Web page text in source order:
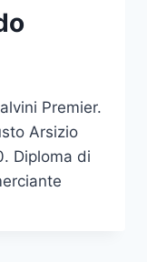
Premier.
Arsizio
Diploma di